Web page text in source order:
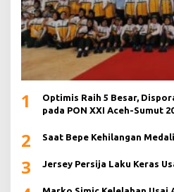
1
Optimis Raih 5 Besar,
pada PON XXI Aceh-Sumut
2 Saat Bepe Kehilangan
3 Jersey Persija Laku Keras